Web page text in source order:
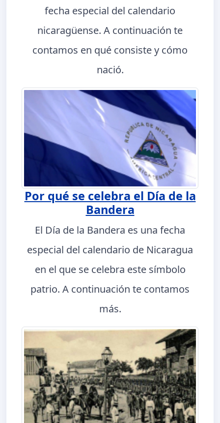
fecha especial del calendario
nicaragüense. A continuación te
contamos en qué consiste y cómo
nació.
Por qué se celebra el Día de la
Bandera
El Día de la Bandera es una fecha
especial del calendario de Nicaragua
en el que se celebra este símbolo
patrio. A continuación te contamos
más.